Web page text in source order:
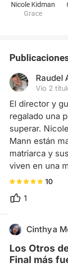
Nicole Kidman
Grace
Raudel
Vio 2
El director y
regalado una
superar.
Mann están
matriarca y
viven en una
tras la
creciente nos
la existencia
fundamental!
10
1
Cinthya
Los Otros
Final más